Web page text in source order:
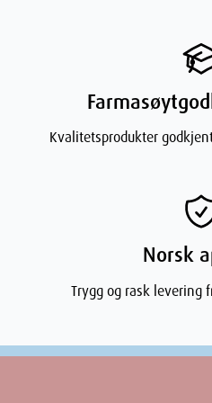
Kvalitetsprodukter
Norsk
Trygg og rask levering